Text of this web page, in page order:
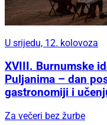
U srijedu, 12. kolovoza
XVIII. Burnumske
Puljanima – dan
gastronomiji i
Za večeri bez žurbe